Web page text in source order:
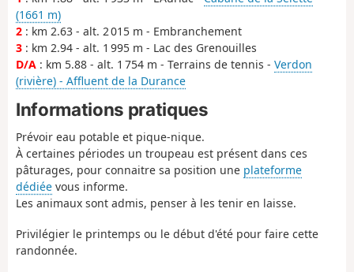
(1661 m)
2 : km 2.63 - alt. 2 015 m - Embranchement
3 : km 2.94 - alt. 1 995 m - Lac des Grenouilles
D/A : km 5.88 - alt. 1 754 m - Terrains de tennis - Verdon
(rivière) - Affluent de la Durance
Informations pratiques
Prévoir eau potable et pique-nique.
À certaines périodes un troupeau est présent dans ces
pâturages, pour connaitre sa position une plateforme
dédiée vous informe.
Les animaux sont admis, penser à les tenir en laisse.
Privilégier le printemps ou le début d'été pour faire cette
randonnée.